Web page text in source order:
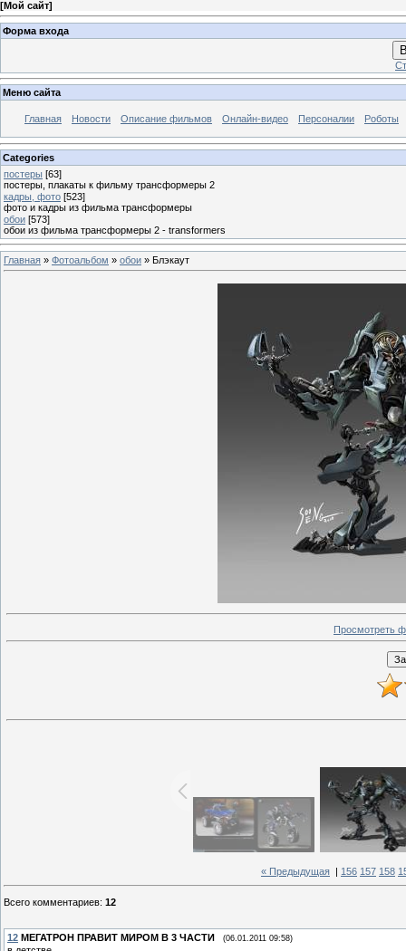
[Мой сайт]
Форма входа
Меню сайта
Главная Новости Описание фильмов Онлайн-видео Персоналии Роботы
Categories
постеры [63]
постеры, плакаты к фильму трансформеры 2
кадры, фото [523]
фото и кадры из фильма трансформеры
обои [573]
обои из фильма трансформеры 2 - transformers
Главная » Фотоальбом » обои » Блэкаут
Просмотреть
« Предыдущая 156 157 158
Всего комментариев: 12
12 МЕГАТРОН ПРАВИТ МИРОМ В 3 ЧАСТИ (06.01.2011 09:58)